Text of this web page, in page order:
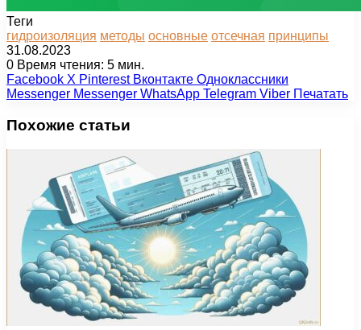
Теги
гидроизоляция методы основные отсечная принципы
31.08.2023
0 Время чтения: 5 мин.
Facebook X Pinterest Вконтакте Одноклассники
Messenger Messenger WhatsApp Telegram Viber Печатать
Похожие статьи